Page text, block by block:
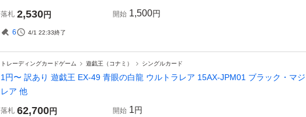
落札 2,530円 開始 1,500円
6 4/1 22:33終了
トレーディングカードゲーム 遊戯王（コナミ） シングルカード
1円〜 訳あり 遊戯王 EX-49 青眼の白龍 ウルトラレア 15AX-JPM01 ブラック・マ
レア 他
落札 62,700円 開始 1円